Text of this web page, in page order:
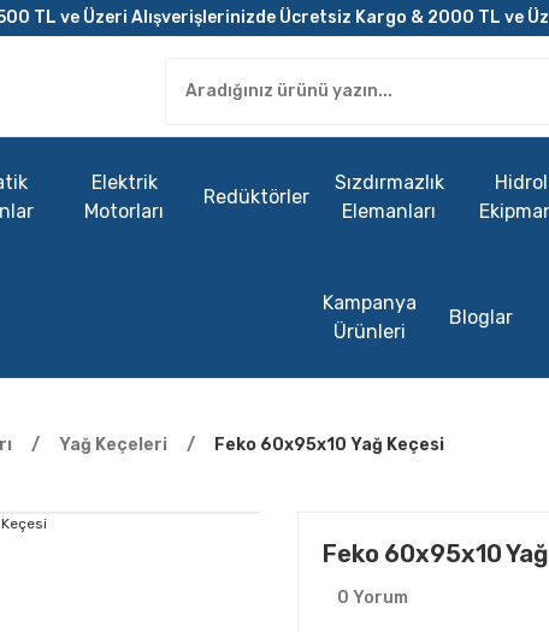
TL ve Üzeri Alışverişlerinizde Ücretsiz Kargo & 2000 TL ve
Elektrik
Motorları
Redüktörler
Sızdırmazlık
Elemanları
Kampanya
Ürünleri
Bloglar
Yağ Keçeleri Feko 60x95x10 Yağ Keçesi
Feko 60x95x10
0 Yorum